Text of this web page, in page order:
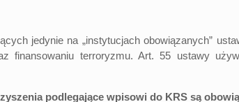
jedynie na „instytucjach obowiązanych”
finansowaniu terroryzmu. Art. 55 ustawy
podlegające wpisowi do KRS są